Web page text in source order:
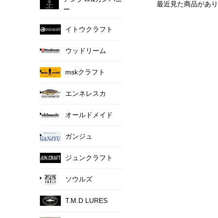
ー
イトウクラフト
ウッドリーム
mskクラフト
エンネレスカ
オールドメイド
ガンジュ
ジュンクラフト
ソウルズ
T.M.D LURES
最近見た商品があ